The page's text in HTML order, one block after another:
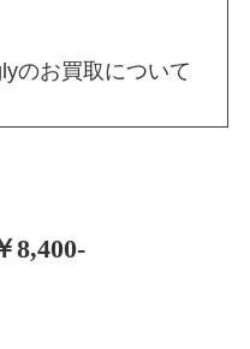
のお買取について
8,400-